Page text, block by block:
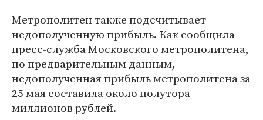
Метрополитен также подсчитывает
недополученную прибыль. Как сообщила
пресс-служба Московского метрополитена,
по предварительным данным,
недополученная прибыль метрополитена за
25 мая составила около полутора
миллионов рублей.